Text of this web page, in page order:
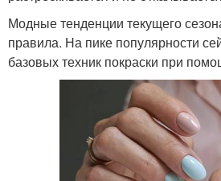
Модные тенденции текущего
правила. На пике популярности
базовых техник покраски при